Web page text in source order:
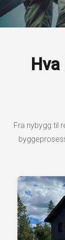
Fra nybygg til